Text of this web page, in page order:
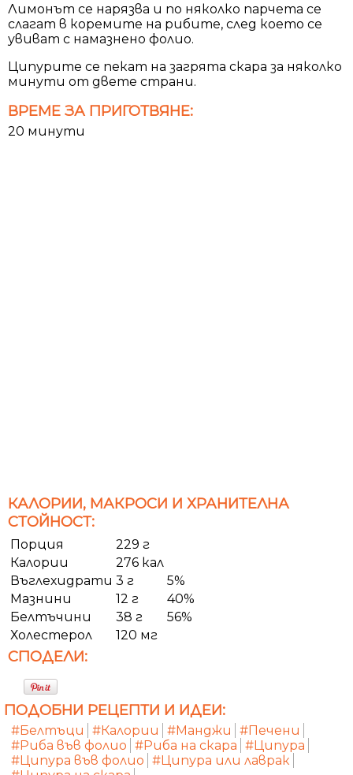
Лимонът се нарязва и по няколко парчета се
слагат в коремите на рибите, след което се
увиват с намазнено фолио.
Ципурите се пекат на загрята скара за няколко
минути от двете страни.
ВРЕМЕ ЗА ПРИГОТВЯНЕ:
20 минути
КАЛОРИИ, МАКРОСИ И ХРАНИТЕЛНА
СТОЙНОСТ:
Порция
229 г
Калории
276 кал
Въглехидрати 3 г
5%
Мазнини
12 г
40%
Белтъчини
38 г
56%
Холестерол
120 мг
СПОДЕЛИ:
ПОДОБНИ РЕЦЕПТИ И ИДЕИ:
#Белтъци #Калории #Манджи
#Печени
#Риба във фолио #Риба на скара #Ципура
#Ципура във фолио #Ципура или лаврак